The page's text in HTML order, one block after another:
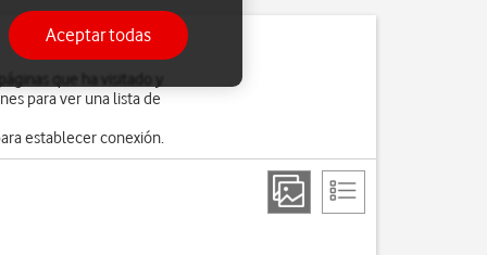
para ver una lista de
establecer conexión.
Aceptar todas